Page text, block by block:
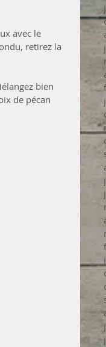
avec le
retirez la
bien
de pécan